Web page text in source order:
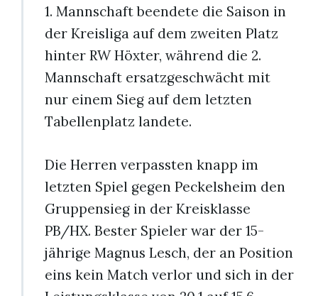
1. Mannschaft beendete die Saison in
der Kreisliga auf dem zweiten Platz
hinter RW Höxter, während die 2.
Mannschaft ersatzgeschwächt mit
nur einem Sieg auf dem letzten
Tabellenplatz landete.
Die Herren verpassten knapp im
letzten Spiel gegen Peckelsheim den
Gruppensieg in der Kreisklasse
PB/HX. Bester Spieler war der 15-
jährige Magnus Lesch, der an Position
eins kein Match verlor und sich in der